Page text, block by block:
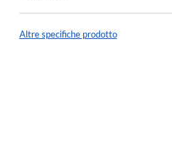
Altre specifiche prodotto